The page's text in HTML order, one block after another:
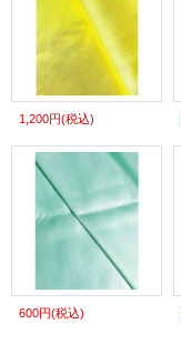
1,200円(税込)
600円(税込)